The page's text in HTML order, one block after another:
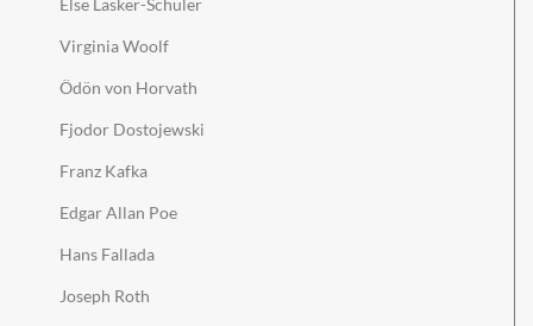
Else Lasker-Schüler
Virginia Woolf
Ödön von Horvath
Fjodor Dostojewski
Franz Kafka
Edgar Allan Poe
Hans Fallada
Joseph Roth